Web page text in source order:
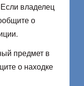
владелец
о
предмет в
о находке